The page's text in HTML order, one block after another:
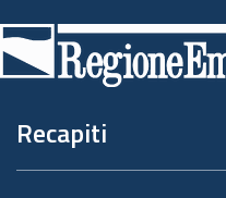
di
pagina
Recapiti